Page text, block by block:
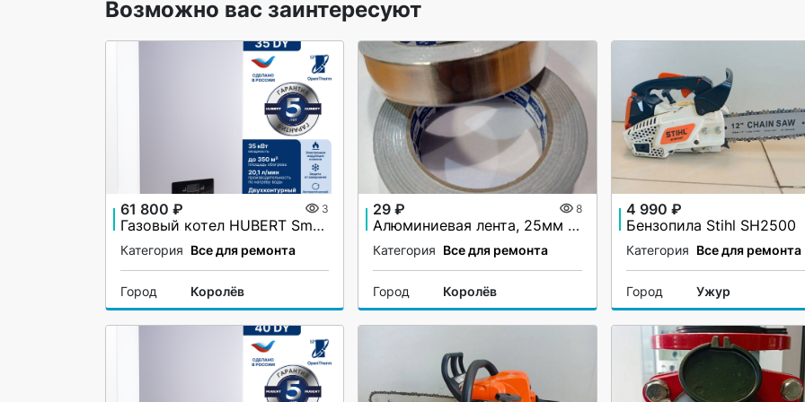
Возможно вас заинтересуют
61 800 ₽ 3
Газовый котел HUBERT Smart AGB 35DY настенный двухконтурный
Категория Все для ремонта
Город Королёв
29 ₽ 8
Алюминиевая лента, 25мм х 40М, 50 мкм, без и/у, Klebebander
Категория Все для ремонта
Город Королёв
4 990 ₽
Бензопила Stihl SH2500
Категория Все для ремонта
Город Ужур